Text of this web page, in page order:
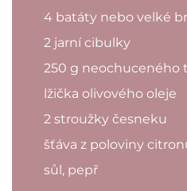
4 batáty nebo velké
2 jarní cibulky
250 g neochuceného
lžička olivového oleje
2 stroužky česneku
šťáva z poloviny
sůl, pepř